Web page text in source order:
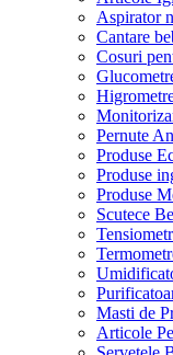
Aspirator
Cantare
Cosuri
Pernute
Produse
Produse
Produse
Scutece
Masti de
Articole